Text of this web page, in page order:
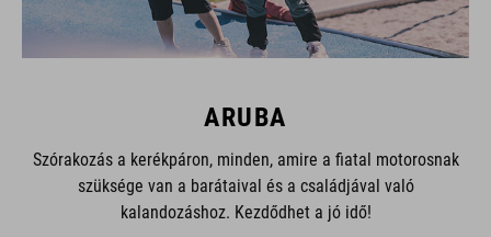
ARUBA
Szórakozás a kerékpáron, minden, amire a fiatal motorosnak
szüksége van a barátaival és a családjával való
kalandozáshoz. Kezdődhet a jó idő!